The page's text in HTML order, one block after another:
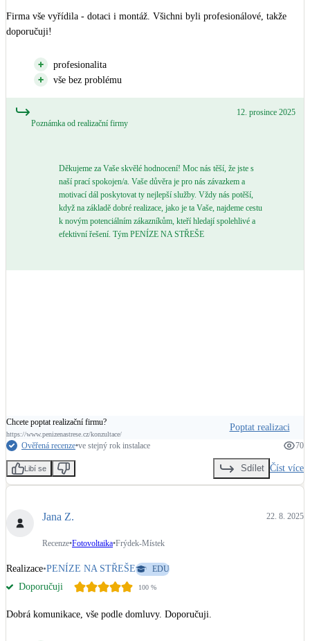
Firma vše vyřídila - dotaci i montáž. Všichni byli profesionálové, takže
doporučuji!
profesionalita
vše bez problému
Poznámka od realizační firmy
12. prosince 2025
Děkujeme za Vaše skvělé hodnocení! Moc nás těší, že jste s
naší prací spokojen/a. Vaše důvěra je pro nás závazkem a
motivací dál poskytovat ty nejlepší služby. Vždy nás potěší,
když na základě dobré realizace, jako je ta Vaše, najdeme cestu
k novým potenciálním zákazníkům, kteří hledají spolehlivé a
efektivní řešení. Tým PENÍZE NA STŘEŠE
Chcete poptat realizační firmu?
https://www.penizenastrese.cz/konzultace/
Poptat realizaci
Ověřená recenze•ve stejný rok instalace 70
Libí se Sdílet Číst více
Jana Z. 22. 8. 2025
Recenze•Fotovoltaika•Frýdek-Místek
Realizace•PENÍZE NA STŘEŠE EDU
Doporučuji 100 %
Dobrá komunikace, vše podle domluvy. Doporučuji.